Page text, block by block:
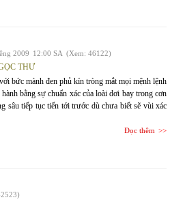
2009 12:00 SA (Xem: 46122)
THƯ
bức mành đen phủ kín tròng mắt mọi mệnh lệnh
bằng sự chuẩn xác của loài dơi bay trong cơn
sâu tiếp tục tiến tới trước dù chưa biết sẽ vùi xác
Đọc thêm